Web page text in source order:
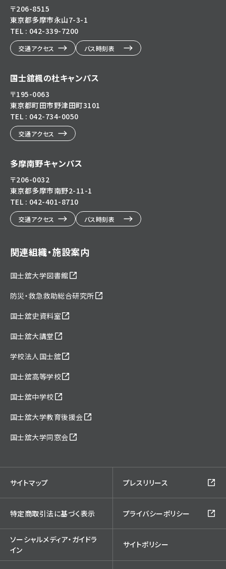
〒206-8515
東京都多摩市永山7-3-1
TEL : 042-339-7200
交通アクセス バス時刻表
国士舘楓の杜キャンパス
〒195-0063
東京都町田市野津田町3101
TEL : 042-734-0050
交通アクセス
多摩南野キャンパス
〒206-0032
東京都多摩市南野2-11-1
TEL : 042-401-8710
交通アクセス バス時刻表
関連組織・施設案内
国士舘大学図書館
防災・救急救助総合研究所
国士舘史資料室
国士舘大講堂
学校法人国士舘
国士舘高等学校
国士舘中学校
国士舘大学教育後援会
国士舘大学同窓会
サイトマップ プレスリリース
特定商取引法に基づく表示 プライバシーポリシー
ソーシャルメディア・ガイドラ
イン
サイトポリシー